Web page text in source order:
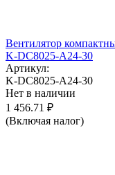
Вентилятор
K-DC8025-A24-30
Артикул:
K-DC8025-A24-30
Нет в наличии
1 456.71 ₽
(Включая налог)